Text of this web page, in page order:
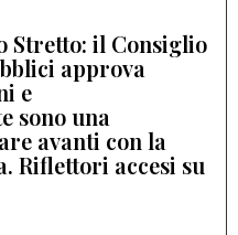
Stretto: il Consiglio
approva
e
sono una
avanti con la
Riflettori accesi su